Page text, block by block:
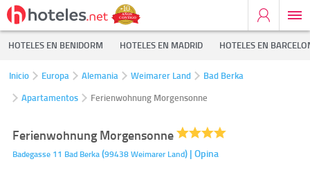
HOTELES EN BENIDORM HOTELES EN MADRID HOTELES EN
Inicio Europa Alemania Weimarer Land
Bad Berka
Apartamentos
Ferienwohnung Morgensonne
Ferienwohnung Morgensonne
Badegasse 11 Bad Berka(99438Weimarer Land) | Opina